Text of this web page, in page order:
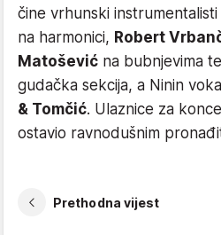
čine vrhunski instrumentalisti
na harmonici, Robert
Matošević na bubnjevima
gudačka sekcija, a Ninin
& Tomčić. Ulaznice za
ostavio ravnodušnim
Prethodna vijest